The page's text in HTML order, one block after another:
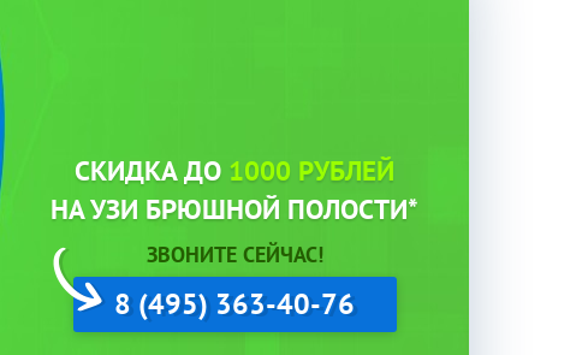
СКИДКА ДО 1000 РУБЛЕЙ
НА УЗИ БРЮШНОЙ ПОЛОСТИ*
ЗВОНИТЕ СЕЙЧАС!
8 (495) 363-40-76